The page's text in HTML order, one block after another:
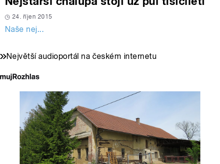
24. říjen 2015
Naše nej...
Největší audioportál na českém internetu